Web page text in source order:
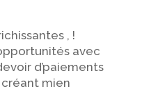
, !
avec
d’paiements
mien